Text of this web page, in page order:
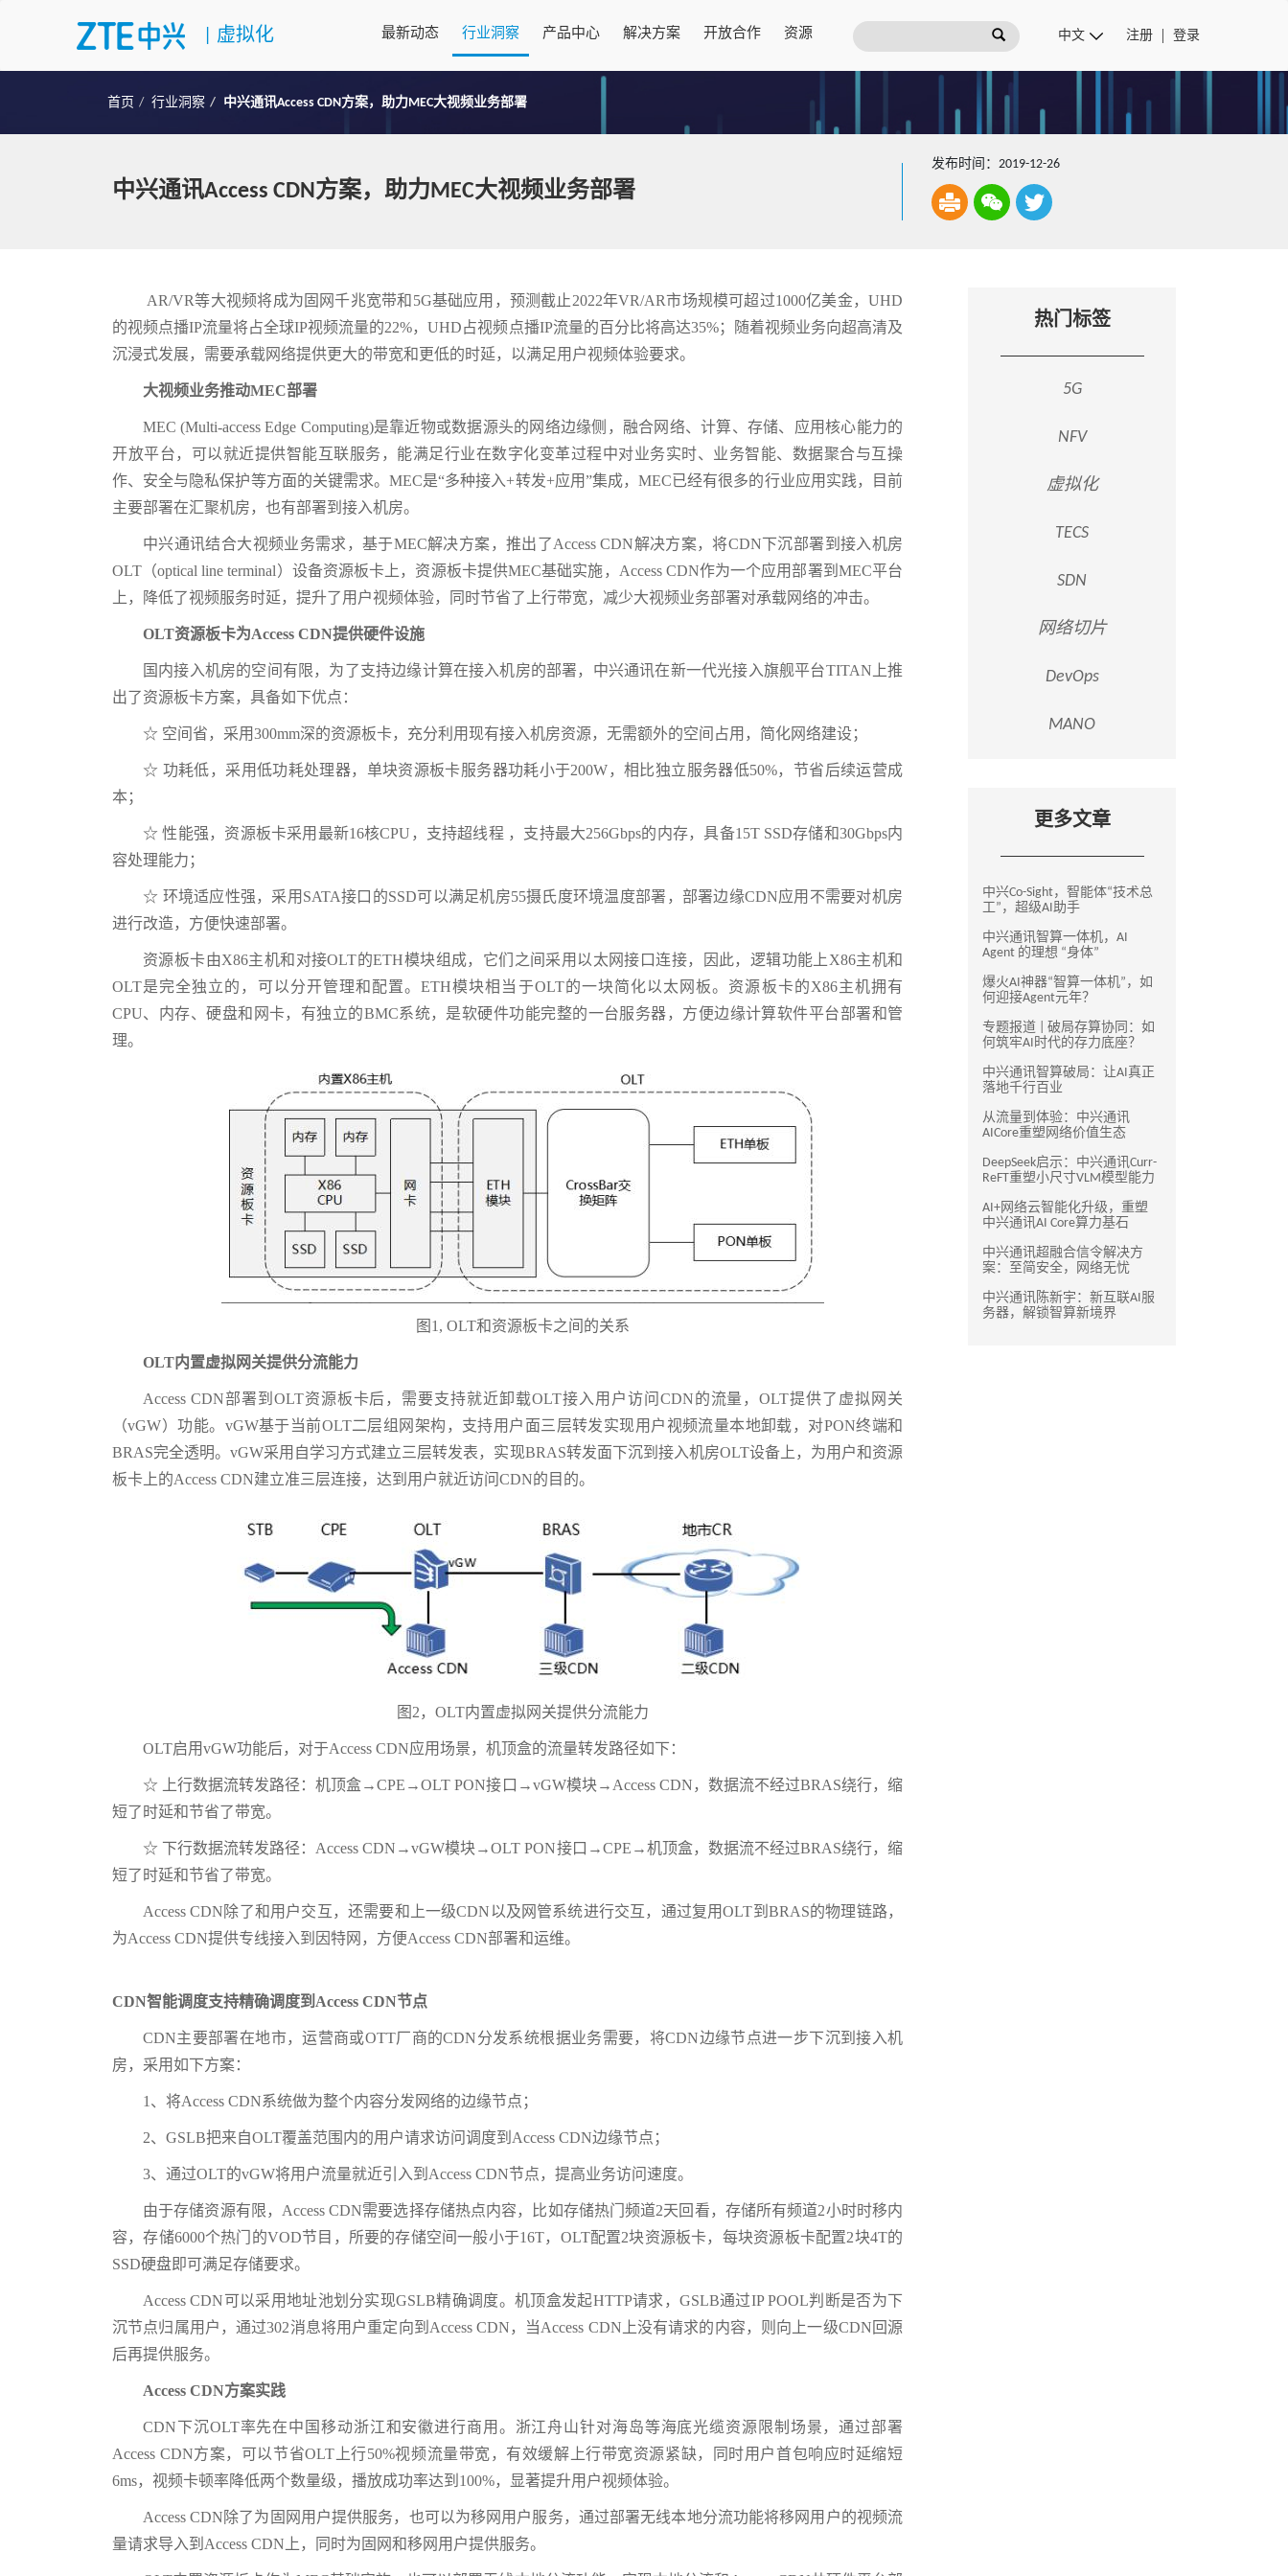
虚拟化 最新动态 行业洞察 产品中心 解决方案 开放合作 资源 注册 登录
首页 行业洞察 中兴通讯Access CDN方案，助力MEC大视频业务部署
中兴通讯Access CDN方案，助力MEC大视频业务部署
发布时间：2019-12-26
AR/VR等大视频将成为固网千兆宽带和5G基础应用，预测截止2022年VR/AR市场规模可超过1000亿美金，UHD
的视频点播IP流量将占全球IP视频流量的22%，UHD占视频点播IP流量的百分比将高达35%；随着视频业务向超高清及
沉浸式发展，需要承载网络提供更大的带宽和更低的时延，以满足用户视频体验要求。
大视频业务推动MEC部署
MEC (Multi-access Edge Computing)是靠近物或数据源头的网络边缘侧，融合网络、计算、存储、应用核心能力的
开放平台，可以就近提供智能互联服务，能满足行业在数字化变革过程中对业务实时、业务智能、数据聚合与互操
作、安全与隐私保护等方面的关键需求。MEC是“多种接入+转发+应用”集成，MEC已经有很多的行业应用实践，目前
主要部署在汇聚机房，也有部署到接入机房。
中兴通讯结合大视频业务需求，基于MEC解决方案，推出了Access CDN解决方案，将CDN下沉部署到接入机房
OLT（optical line terminal）设备资源板卡上，资源板卡提供MEC基础实施，Access CDN作为一个应用部署到MEC平台
上，降低了视频服务时延，提升了用户视频体验，同时节省了上行带宽，减少大视频业务部署对承载网络的冲击。
OLT资源板卡为Access CDN提供硬件设施
国内接入机房的空间有限，为了支持边缘计算在接入机房的部署，中兴通讯在新一代光接入旗舰平台TITAN上推
出了资源板卡方案，具备如下优点：
☆ 空间省，采用300mm深的资源板卡，充分利用现有接入机房资源，无需额外的空间占用，简化网络建设；
☆ 功耗低，采用低功耗处理器，单块资源板卡服务器功耗小于200W，相比独立服务器低50%，节省后续运营成
本；
☆ 性能强，资源板卡采用最新16核CPU，支持超线程 ，支持最大256Gbps的内存，具备15T SSD存储和30Gbps内
容处理能力；
☆ 环境适应性强，采用SATA接口的SSD可以满足机房55摄氏度环境温度部署，部署边缘CDN应用不需要对机房
进行改造，方便快速部署。
资源板卡由X86主机和对接OLT的ETH模块组成，它们之间采用以太网接口连接，因此，逻辑功能上X86主机和
OLT是完全独立的，可以分开管理和配置。ETH模块相当于OLT的一块简化以太网板。资源板卡的X86主机拥有
CPU、内存、硬盘和网卡，有独立的BMC系统，是软硬件功能完整的一台服务器，方便边缘计算软件平台部署和管
理。
图1, OLT和资源板卡之间的关系
OLT内置虚拟网关提供分流能力
Access CDN部署到OLT资源板卡后，需要支持就近卸载OLT接入用户访问CDN的流量，OLT提供了虚拟网关
（vGW）功能。vGW基于当前OLT二层组网架构，支持用户面三层转发实现用户视频流量本地卸载，对PON终端和
BRAS完全透明。vGW采用自学习方式建立三层转发表，实现BRAS转发面下沉到接入机房OLT设备上，为用户和资源
板卡上的Access CDN建立准三层连接，达到用户就近访问CDN的目的。
图2，OLT内置虚拟网关提供分流能力
OLT启用vGW功能后，对于Access CDN应用场景，机顶盒的流量转发路径如下：
☆ 上行数据流转发路径：机顶盒→CPE→OLT PON接口→vGW模块→Access CDN，数据流不经过BRAS绕行，缩
短了时延和节省了带宽。
☆ 下行数据流转发路径：Access CDN→vGW模块→OLT PON接口→CPE→机顶盒，数据流不经过BRAS绕行，缩
短了时延和节省了带宽。
Access CDN除了和用户交互，还需要和上一级CDN以及网管系统进行交互，通过复用OLT到BRAS的物理链路，
为Access CDN提供专线接入到因特网，方便Access CDN部署和运维。
CDN智能调度支持精确调度到Access CDN节点
CDN主要部署在地市，运营商或OTT厂商的CDN分发系统根据业务需要，将CDN边缘节点进一步下沉到接入机
房，采用如下方案：
1、将Access CDN系统做为整个内容分发网络的边缘节点；
2、GSLB把来自OLT覆盖范围内的用户请求访问调度到Access CDN边缘节点；
3、通过OLT的vGW将用户流量就近引入到Access CDN节点，提高业务访问速度。
由于存储资源有限，Access CDN需要选择存储热点内容，比如存储热门频道2天回看，存储所有频道2小时时移内
容，存储6000个热门的VOD节目，所要的存储空间一般小于16T，OLT配置2块资源板卡，每块资源板卡配置2块4T的
SSD硬盘即可满足存储要求。
Access CDN可以采用地址池划分实现GSLB精确调度。机顶盒发起HTTP请求，GSLB通过IP POOL判断是否为下
沉节点归属用户，通过302消息将用户重定向到Access CDN，当Access CDN上没有请求的内容，则向上一级CDN回源
后再提供服务。
Access CDN方案实践
CDN下沉OLT率先在中国移动浙江和安徽进行商用。浙江舟山针对海岛等海底光缆资源限制场景，通过部署
Access CDN方案，可以节省OLT上行50%视频流量带宽，有效缓解上行带宽资源紧缺，同时用户首包响应时延缩短
6ms，视频卡顿率降低两个数量级，播放成功率达到100%，显著提升用户视频体验。
Access CDN除了为固网用户提供服务，也可以为移网用户服务，通过部署无线本地分流功能将移网用户的视频流
量请求导入到Access CDN上，同时为固网和移网用户提供服务。
热门标签
5G
NFV
虚拟化
TECS
SDN
网络切片
DevOps
MANO
更多文章
中兴Co-Sight，智能体“技术总
工”，超级AI助手
中兴通讯智算一体机，AI
Agent 的理想 “身体”
爆火AI神器“智算一体机”，如
何迎接Agent元年？
专题报道 | 破局存算协同：如
何筑牢AI时代的存力底座？
中兴通讯智算破局：让AI真正
落地千行百业
从流量到体验：中兴通讯
AICore重塑网络价值生态
DeepSeek启示：中兴通讯Curr-
ReFT重塑小尺寸VLM模型能力
AI+网络云智能化升级，重塑
中兴通讯AI Core算力基石
中兴通讯超融合信令解决方
案：至简安全，网络无忧
中兴通讯陈新宇：新互联AI服
务器，解锁智算新境界